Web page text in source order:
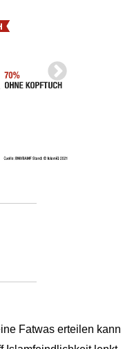
Fatwas erteilen kann